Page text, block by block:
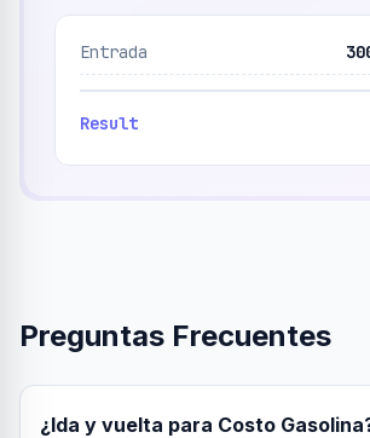
Entrada
Result
Preguntas Frecuentes
¿Ida y vuelta para Costo